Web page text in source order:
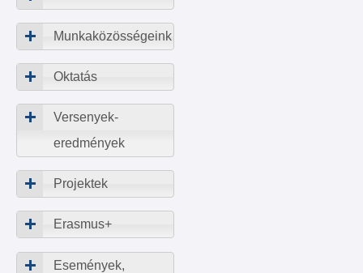
Munkaközösségeink
Oktatás
Versenyek-
eredmények
Projektek
Erasmus+
Események,